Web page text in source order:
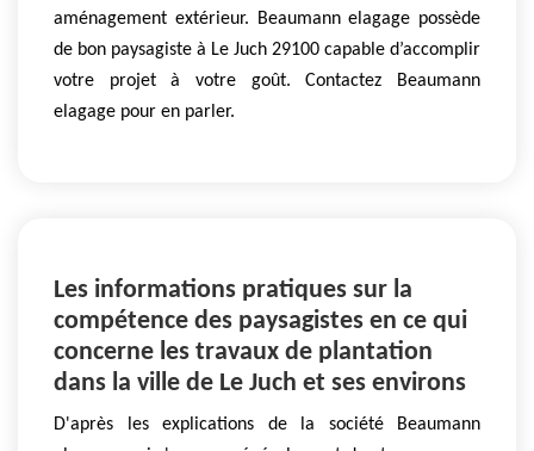
aménagement extérieur. Beaumann elagage possède
de bon paysagiste à Le Juch 29100 capable d’accomplir
votre projet à votre goût. Contactez Beaumann
elagage pour en parler.
Les informations pratiques sur la
compétence des paysagistes en ce qui
concerne les travaux de plantation
dans la ville de Le Juch et ses environs
D'après les explications de la société Beaumann